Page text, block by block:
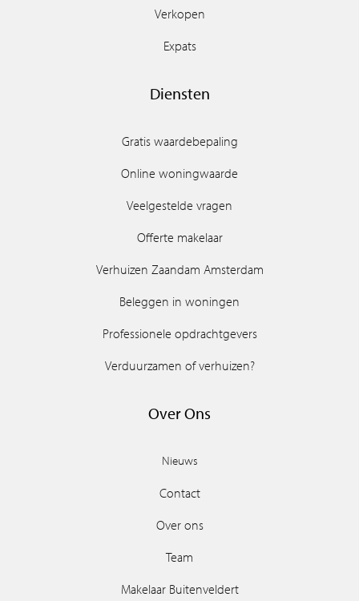
Verkopen
Expats
Diensten
Gratis waardebepaling
Online woningwaarde
Veelgestelde vragen
Offerte makelaar
Verhuizen Zaandam Amsterdam
Beleggen in woningen
Professionele opdrachtgevers
Verduurzamen of verhuizen?
Over Ons
Nieuws
Contact
Over ons
Team
Makelaar Buitenveldert